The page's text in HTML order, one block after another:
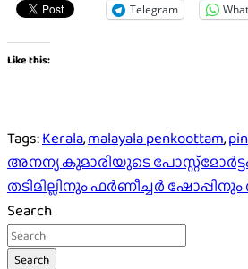
Telegram
Like this:
Tags:Kerala,malayala penkoottam,
Post
navigation
അനന്യ കുമാരിയുടെ
തടിമില്ലിനും ഫർണീച്ചർ ഷോപ്പിനും
Search
Search